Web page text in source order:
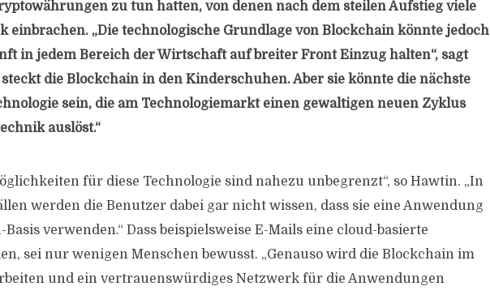
zu tun hatten, von denen nach dem steilen Aufstieg viele
einbrachen. „Die technologische Grundlage von Blockchain könnte jedoch
in jedem Bereich der Wirtschaft auf breiter Front Einzug halten“, sagt
die Blockchain in den Kinderschuhen. Aber sie könnte die nächste
sein, die am Technologiemarkt einen gewaltigen neuen Zyklus
auslöst.“
für diese Technologie sind nahezu unbegrenzt“, so Hawtin. „In
werden die Benutzer dabei gar nicht wissen, dass sie eine Anwendung
verwenden.“ Dass beispielsweise E-Mails eine cloud-basierte
sei nur wenigen Menschen bewusst. „Genauso wird die Blockchain im
und ein vertrauenswürdiges Netzwerk für die Anwendungen